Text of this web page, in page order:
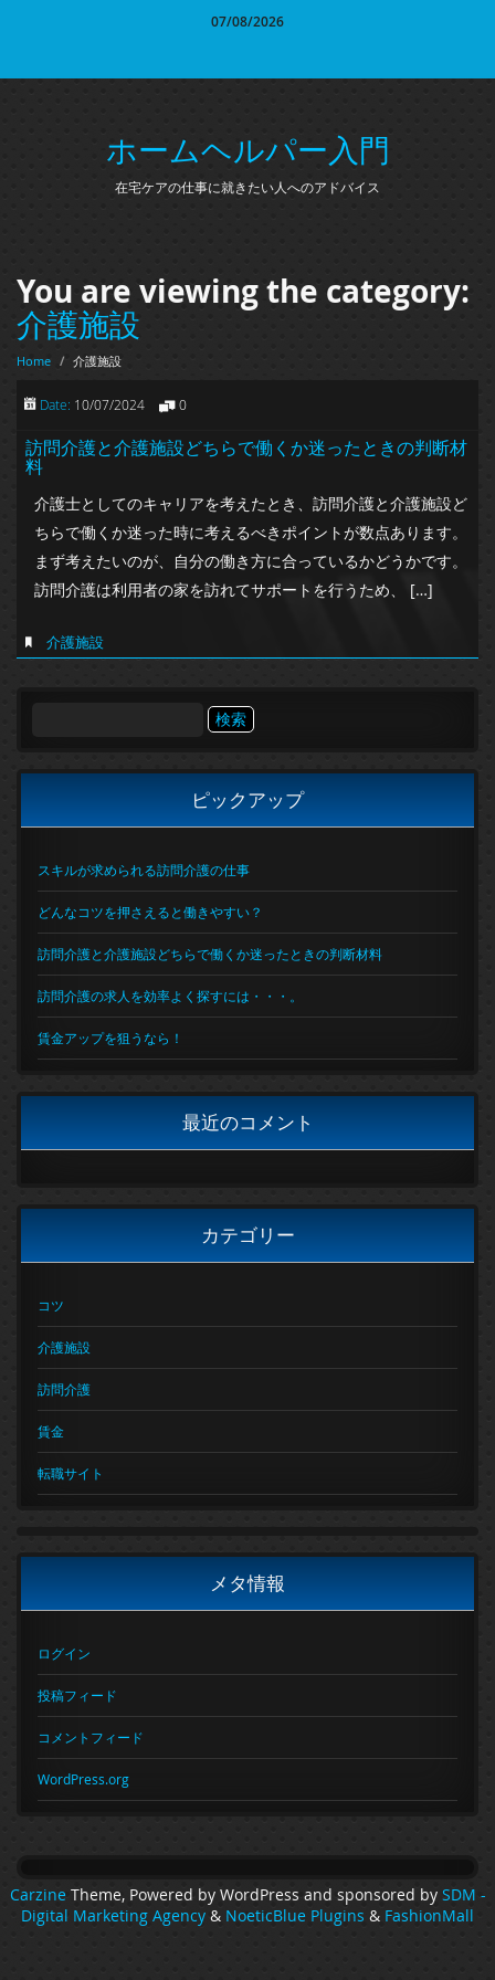
07/08/2026
ホームヘルパー入門
在宅ケアの仕事に就きたい人へのアドバイス
You are viewing the category:
介護施設
Home / 介護施設
Date: 10/07/2024 0
訪問介護と介護施設どちらで働くか迷ったときの判断材
料
介護士としてのキャリアを考えたとき、訪問介護と介護施設ど
ちらで働くか迷った時に考えるべきポイントが数点あります。
まず考えたいのが、自分の働き方に合っているかどうかです。
訪問介護は利用者の家を訪れてサポートを行うため、 […]
介護施設
ピックアップ
スキルが求められる訪問介護の仕事
どんなコツを押さえると働きやすい？
訪問介護と介護施設どちらで働くか迷ったときの判断材料
訪問介護の求人を効率よく探すには・・・。
賃金アップを狙うなら！
最近のコメント
カテゴリー
コツ
介護施設
訪問介護
賃金
転職サイト
メタ情報
ログイン
投稿フィード
コメントフィード
WordPress.org
Carzine Theme, Powered by WordPress and sponsored by SDM -
Digital Marketing Agency & NoeticBlue Plugins & FashionMall